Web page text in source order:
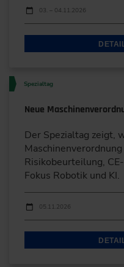
Durchführungen
Veranstaltungsdatum
03. – 04.11.2026
Spezialtag
Neue
Der Spezialtag zeigt,
Risikobeurteilung,
Fokus Robotik und KI.
Durchführungen
Veranstaltungsdatum
05.11.2026